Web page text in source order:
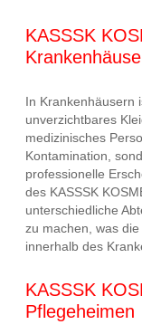
KASSSK
In Krankenhäusern
unverzichtbares
medizinisches
Kontamination,
professionelle
des KASSSK
unterschiedliche
zu machen, was
innerhalb des
KASSSK
Pflegeheimen